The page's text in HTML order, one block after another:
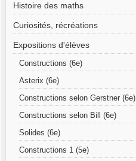
Histoire des maths
Curiosités, récréations
Expositions d'élèves
Constructions (6e)
Asterix (6e)
Constructions selon Gerstner (6e)
Constructions selon Bill (6e)
Solides (6e)
Constructions 1 (5e)